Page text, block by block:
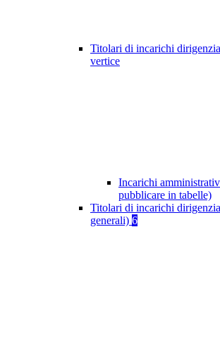
Titolari di incarichi
vertice
Incarichi
pubblicare in tabelle)
Titolari di incarichi
generali) 6